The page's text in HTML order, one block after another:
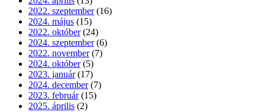
2022. szeptember (16)
2024. május (15)
2022. október (24)
2024. szeptember (6)
2022. november (7)
2024. október (5)
2023. január (17)
2024. december (7)
2023. február (15)
2025. április (2)